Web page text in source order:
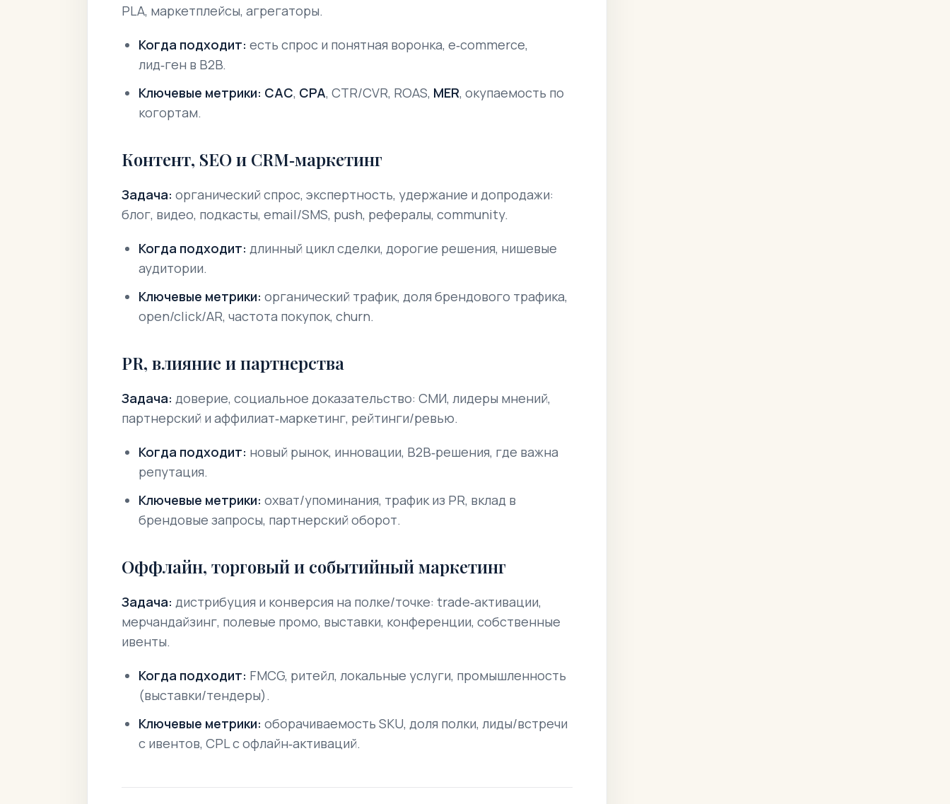
PLA, маркетплейсы, агрегаторы.
Когда подходит: есть спрос и понятная воронка, e‑commerce,
лид‑ген в B2B.
Ключевые метрики: CAC, CPA, CTR/CVR, ROAS, MER, окупаемость по
когортам.
Контент, SEO и CRM‑маркетинг
Задача: органический спрос, экспертность, удержание и допродажи:
блог, видео, подкасты, email/SMS, push, рефералы, community.
Когда подходит: длинный цикл сделки, дорогие решения, нишевые
аудитории.
Ключевые метрики: органический трафик, доля брендового трафика,
open/click/AR, частота покупок, churn.
PR, влияние и партнерства
Задача: доверие, социальное доказательство: СМИ, лидеры мнений,
партнерский и аффилиат‑маркетинг, рейтинги/ревью.
Когда подходит: новый рынок, инновации, B2B‑решения, где важна
репутация.
Ключевые метрики: охват/упоминания, трафик из PR, вклад в
брендовые запросы, партнерский оборот.
Оффлайн, торговый и событийный маркетинг
Задача: дистрибуция и конверсия на полке/точке: trade‑активации,
мерчандайзинг, полевые промо, выставки, конференции, собственные
ивенты.
Когда подходит: FMCG, ритейл, локальные услуги, промышленность
(выставки/тендеры).
Ключевые метрики: оборачиваемость SKU, доля полки, лиды/встречи
с ивентов, CPL с офлайн‑активаций.